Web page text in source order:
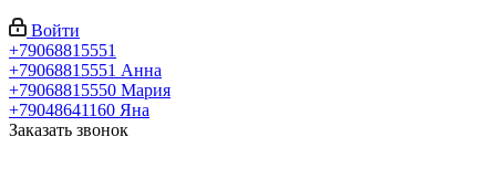
Войти
+79068815551
+79068815551 Анна
+79068815550 Мария
+79048641160 Яна
Заказать звонок